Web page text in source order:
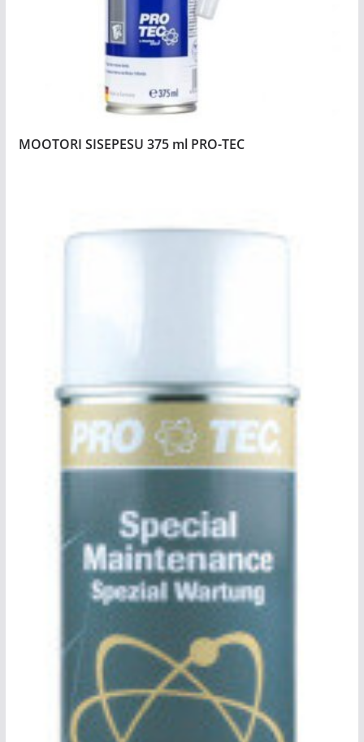
MOOTORI SISEPESU 375 ml PRO-TEC